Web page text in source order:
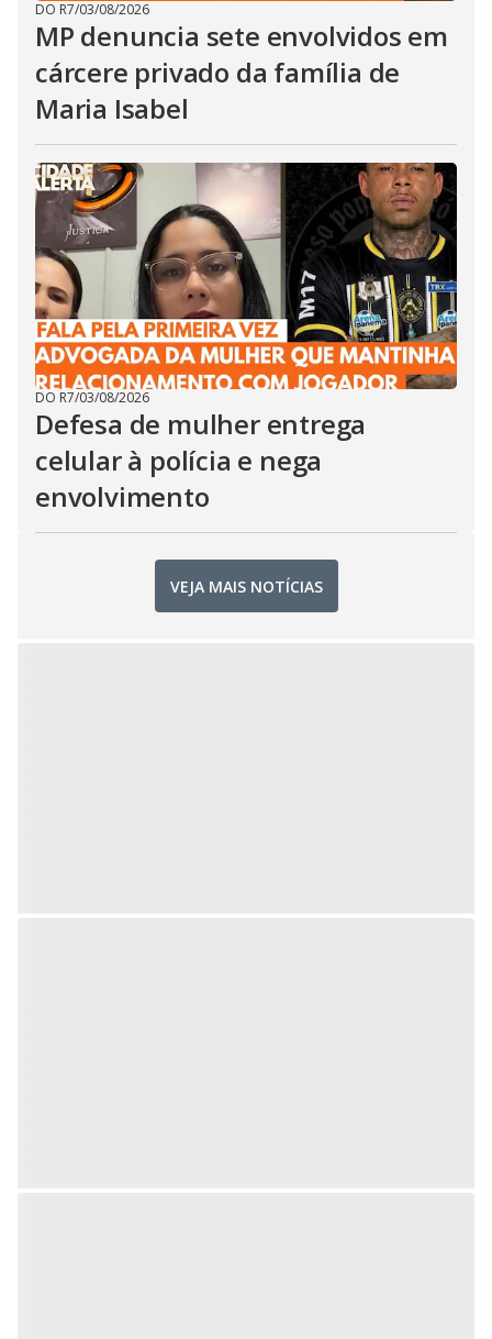
DO R7/03/08/2026
MP denuncia sete envolvidos em
cárcere privado da família de
Maria Isabel
DO R7/03/08/2026
Defesa de mulher entrega
celular à polícia e nega
envolvimento
VEJA MAIS NOTÍCIAS